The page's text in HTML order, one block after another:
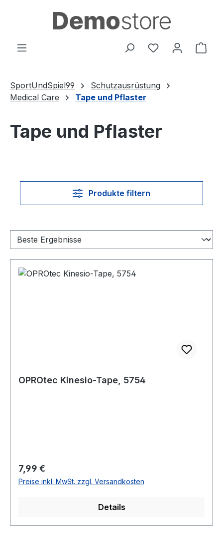
Zum Hauptinhalt springen
Du hast 0
SportUndSpiel99
Schutzausrüstung
Medical Care
Tape und Pflaster
Tape und Pflaster
Produkte filtern
OPROtec Kinesio-Tape, 5754
Regulärer Preis:
7,99 €
Preise inkl. MwSt. zzgl. Versandkosten
Details